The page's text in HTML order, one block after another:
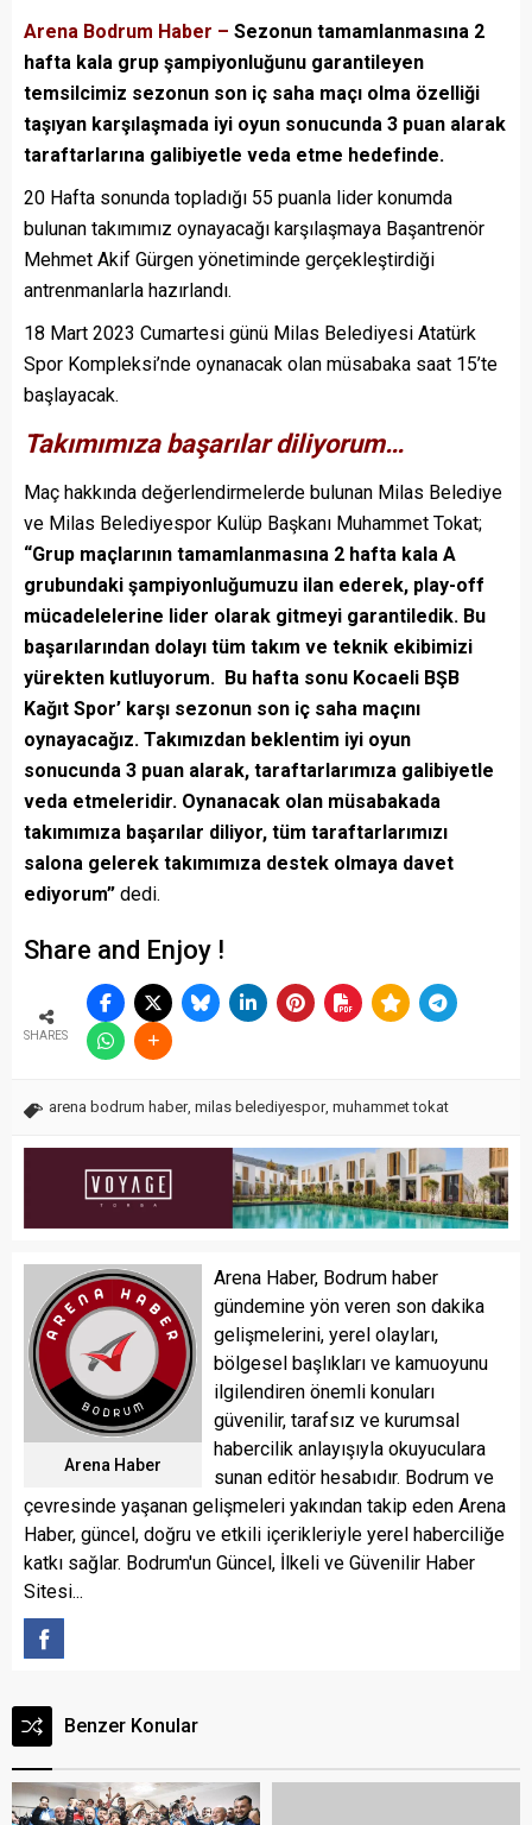
Arena Bodrum Haber – Sezonun tamamlanmasına 2
hafta kala grup şampiyonluğunu garantileyen
temsilcimiz sezonun son iç saha maçı olma özelliği
taşıyan karşılaşmada iyi oyun sonucunda 3 puan alarak
taraftarlarına galibiyetle veda etme hedefinde.
20 Hafta sonunda topladığı 55 puanla lider konumda
bulunan takımımız oynayacağı karşılaşmaya Başantrenör
Mehmet Akif Gürgen yönetiminde gerçekleştirdiği
antrenmanlarla hazırlandı.
18 Mart 2023 Cumartesi günü Milas Belediyesi Atatürk
Spor Kompleksi’nde oynanacak olan müsabaka saat 15’te
başlayacak.
Takımımıza başarılar diliyorum…
Maç hakkında değerlendirmelerde bulunan Milas Belediye
ve Milas Belediyespor Kulüp Başkanı Muhammet Tokat;
“Grup maçlarının tamamlanmasına 2 hafta kala A
grubundaki şampiyonluğumuzu ilan ederek, play-off
mücadelelerine lider olarak gitmeyi garantiledik. Bu
başarılarından dolayı tüm takım ve teknik ekibimizi
yürekten kutluyorum. Bu hafta sonu Kocaeli BŞB
Kağıt Spor’ karşı sezonun son iç saha maçını
oynayacağız. Takımızdan beklentim iyi oyun
sonucunda 3 puan alarak, taraftarlarımıza galibiyetle
veda etmeleridir. Oynanacak olan müsabakada
takımımıza başarılar diliyor, tüm taraftarlarımızı
salona gelerek takımımıza destek olmaya davet
ediyorum” dedi.
Share and Enjoy !
SHARES
arena bodrum haber, milas belediyespor, muhammet tokat
Arena Haber
Arena Haber, Bodrum haber
gündemine yön veren son dakika
gelişmelerini, yerel olayları,
bölgesel başlıkları ve kamuoyunu
ilgilendiren önemli konuları
güvenilir, tarafsız ve kurumsal
habercilik anlayışıyla okuyuculara
sunan editör hesabıdır. Bodrum ve
çevresinde yaşanan gelişmeleri yakından takip eden Arena
Haber, güncel, doğru ve etkili içerikleriyle yerel haberciliğe
katkı sağlar. Bodrum'un Güncel, İlkeli ve Güvenilir Haber
Sitesi...
Benzer Konular